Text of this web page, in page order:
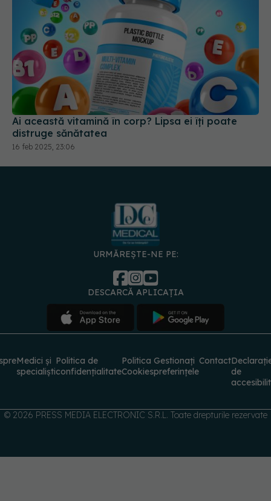
Ai această vitamină în corp? Lipsa ei îți poate
distruge sănătatea
16 feb 2025, 23:06
URMĂREȘTE-NE PE:
DESCARCĂ APLICAȚIA
specialiști
Politica de
confidențialitateCookies
Gestionați
preferințele
Contact
de
© 2026 PRESS MEDIA ELECTRONIC S.R.L. Toate drepturile rezervate